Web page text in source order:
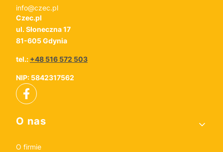
info@czec.pl
Czec.pl
ul. Słoneczna 17
81-605 Gdynia
tel.: +48 516 572 503
NIP: 5842317562
Linki w stopce
O nas
O firmie